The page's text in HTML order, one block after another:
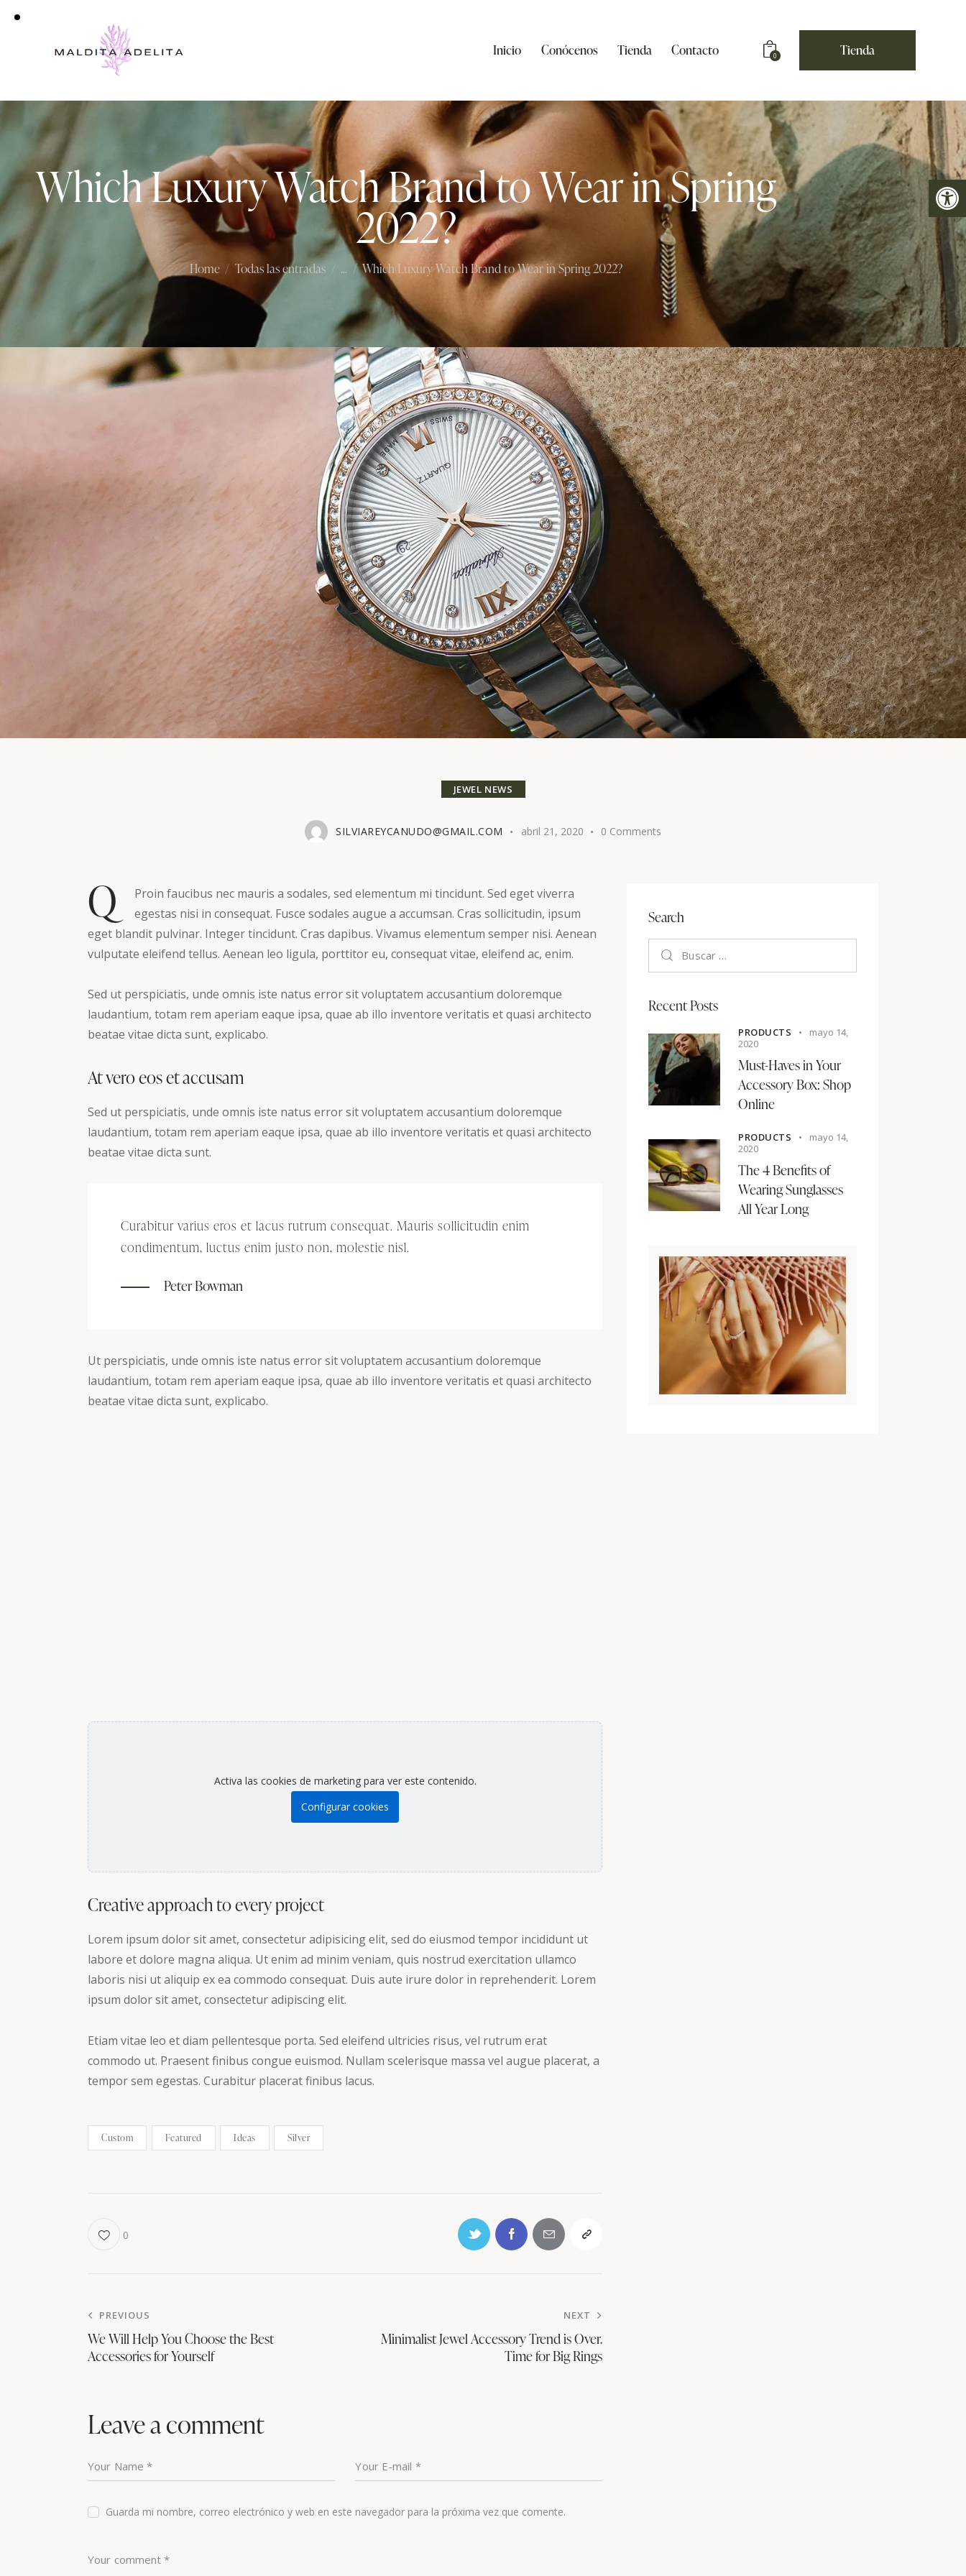
Abrir barra de herramientas
Inicio Conócenos Tienda Contacto 0 Tienda
Which Luxury Watch Brand to Wear in Spring
2022?
Home Todas las entradas ... Which Luxury Watch Brand to Wear in Spring 2022?
JEWEL NEWS
SILVIAREYCANUDO@GMAIL.COM abril 21, 2020 0 Comments
Q
Proin faucibus nec mauris a sodales, sed elementum mi tincidunt. Sed eget viverra
egestas nisi in consequat. Fusce sodales augue a accumsan. Cras sollicitudin, ipsum
eget blandit pulvinar. Integer tincidunt. Cras dapibus. Vivamus elementum semper nisi. Aenean
vulputate eleifend tellus. Aenean leo ligula, porttitor eu, consequat vitae, eleifend ac, enim.
Sed ut perspiciatis, unde omnis iste natus error sit voluptatem accusantium doloremque
laudantium, totam rem aperiam eaque ipsa, quae ab illo inventore veritatis et quasi architecto
beatae vitae dicta sunt, explicabo.
At vero eos et accusam
Sed ut perspiciatis, unde omnis iste natus error sit voluptatem accusantium doloremque
laudantium, totam rem aperiam eaque ipsa, quae ab illo inventore veritatis et quasi architecto
beatae vitae dicta sunt.
Curabitur varius eros et lacus rutrum consequat. Mauris sollicitudin enim
condimentum, luctus enim justo non, molestie nisl.
Peter Bowman
Ut perspiciatis, unde omnis iste natus error sit voluptatem accusantium doloremque
laudantium, totam rem aperiam eaque ipsa, quae ab illo inventore veritatis et quasi architecto
beatae vitae dicta sunt, explicabo.
Activa las cookies de marketing para ver este contenido.
Configurar cookies
Creative approach to every project
Lorem ipsum dolor sit amet, consectetur adipisicing elit, sed do eiusmod tempor incididunt ut
labore et dolore magna aliqua. Ut enim ad minim veniam, quis nostrud exercitation ullamco
laboris nisi ut aliquip ex ea commodo consequat. Duis aute irure dolor in reprehenderit. Lorem
ipsum dolor sit amet, consectetur adipiscing elit.
Etiam vitae leo et diam pellentesque porta. Sed eleifend ultricies risus, vel rutrum erat
commodo ut. Praesent finibus congue euismod. Nullam scelerisque massa vel augue placerat, a
tempor sem egestas. Curabitur placerat finibus lacus.
Custom Featured Ideas Silver
0
PREVIOUS
We Will Help You Choose the Best
Accessories for Yourself
NEXT
Minimalist Jewel Accessory Trend is Over.
Time for Big Rings
Leave a comment
Guarda mi nombre, correo electrónico y web en este navegador para la próxima vez que comente.
Search
Recent Posts
PRODUCTS
mayo 14,
2020
Must-Haves in Your
Accessory Box: Shop
Online
PRODUCTS
mayo 14,
2020
The 4 Benefits of
Wearing Sunglasses
All Year Long